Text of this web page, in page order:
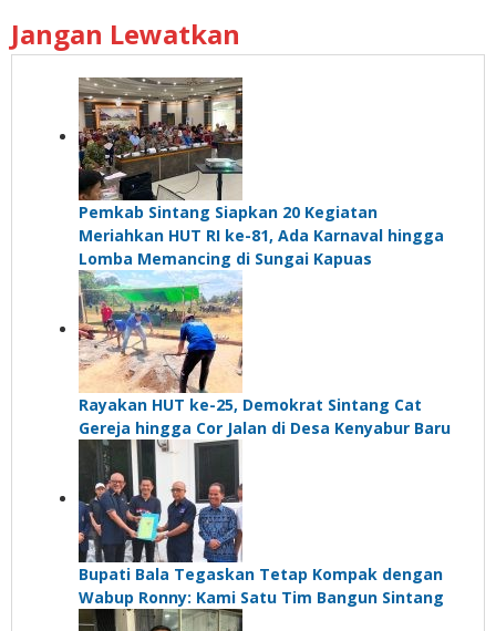
Jangan Lewatkan
Pemkab Sintang Siapkan 20 Kegiatan
Meriahkan HUT RI ke-81, Ada Karnaval hingga
Lomba Memancing di Sungai Kapuas
Rayakan HUT ke-25, Demokrat Sintang Cat
Gereja hingga Cor Jalan di Desa Kenyabur Baru
Bupati Bala Tegaskan Tetap Kompak dengan
Wabup Ronny: Kami Satu Tim Bangun Sintang